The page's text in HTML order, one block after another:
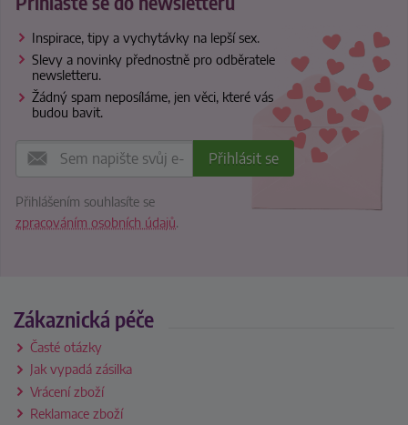
Inspirace, tipy a vychytávky na lepší sex.
Slevy a novinky přednostně pro odběratele
newsletteru.
Žádný spam neposíláme, jen věci, které vás
budou bavit.
Přihlášením souhlasíte se
zpracováním osobních údajů.
Zákaznická péče
Časté otázky
Jak vypadá zásilka
Vrácení zboží
Reklamace zboží